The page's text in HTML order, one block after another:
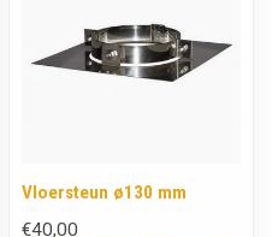
Vloersteun ø130 mm
€40,00